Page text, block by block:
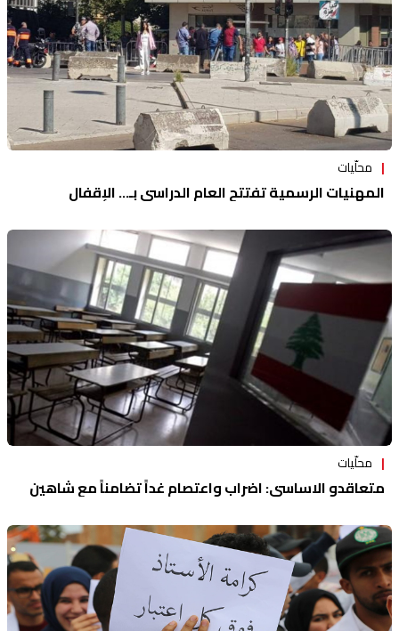
محلّيات
المهنيات الرسمية تفتتح العام الدراسي بـ... الإقفال
محلّيات
متعاقدو الاساسي: اضراب واعتصام غداً تضامناً مع شاهين